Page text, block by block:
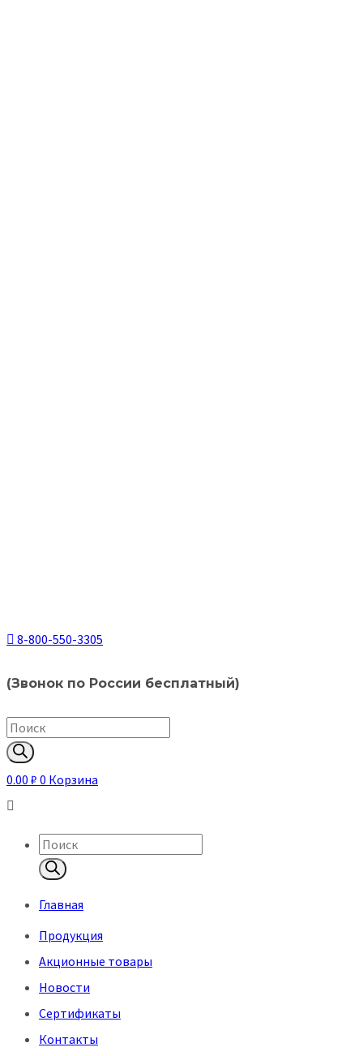
8-800-550-3305
(Звонок по России бесплатный)
Поиск
товаров
0.00 ₽ 0 Корзина
Поиск
товаров
Главная
Продукция
Акционные товары
Новости
Сертификаты
Контакты